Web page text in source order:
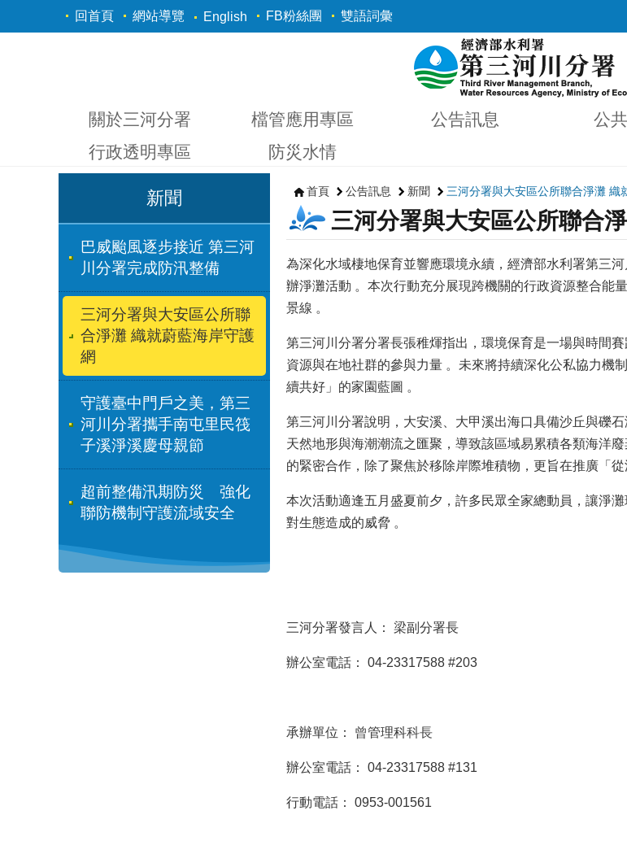
跳到主要內容區塊
回首頁 網站導覽 English FB粉絲團 雙語詞彙
關於三河分署 檔管應用專區 公告訊息 公
行政透明專區
防災水情
新聞
巴威颱風逐步接近 第三河
川分署完成防汛整備
三河分署與大安區公所聯
合淨灘 織就蔚藍海岸守護
網
守護臺中門戶之美，第三
河川分署攜手南屯里民筏
子溪淨溪慶母親節
超前整備汛期防災 強化
聯防機制守護流域安全
首頁 公告訊息 新聞 三河分署與大安區公所聯合淨灘 織
三河分署與大安區公所聯合
為深化水域棲地保育並響應環境永續，經濟部水利署第三
辦淨灘活動 。本次行動充分展現跨機關的行政資源整合能
景線 。
第三河川分署分署長張稚煇指出，環境保育是一場與時間
資源與在地社群的參與力量 。未來將持續深化公私協力機
續共好」的家園藍圖 。
第三河川分署說明，大安溪、大甲溪出海口具備沙丘與礫
天然地形與海潮潮流之匯聚，導致該區域易累積各類海洋
的緊密合作，除了聚焦於移除岸際堆積物，更旨在推廣「
本次活動適逢五月盛夏前夕，許多民眾全家總動員，讓淨
對生態造成的威脅 。
三河分署發言人： 梁副分署長
辦公室電話： 04-23317588 #203
承辦單位： 曾管理科科長
辦公室電話： 04-23317588 #131
行動電話： 0953-001561